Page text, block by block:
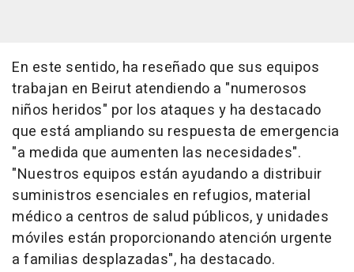
En este sentido, ha reseñado que sus equipos
trabajan en Beirut atendiendo a "numerosos
niños heridos" por los ataques y ha destacado
que está ampliando su respuesta de emergencia
"a medida que aumenten las necesidades".
"Nuestros equipos están ayudando a distribuir
suministros esenciales en refugios, material
médico a centros de salud públicos, y unidades
móviles están proporcionando atención urgente
a familias desplazadas", ha destacado.